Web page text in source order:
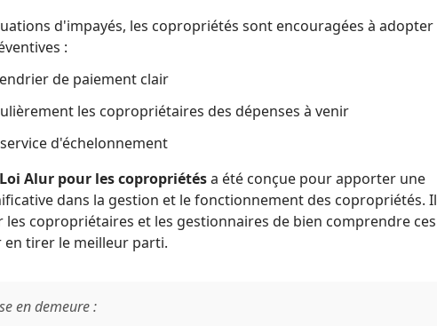
d'impayés, les copropriétés sont encouragées à adopter
:
de paiement clair
les copropriétaires des dépenses à venir
d'échelonnement
Loi Alur pour les copropriétésa été conçue pour apporter une
dans la gestion et le fonctionnement des copropriétés. Il
les copropriétaires et les gestionnaires de bien comprendre ces
tirer le meilleur parti.
en demeure :